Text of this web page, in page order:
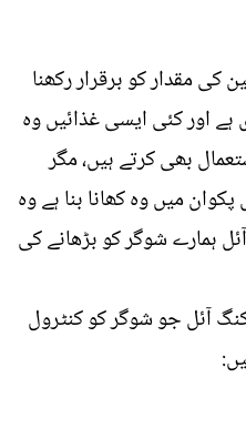
مقدار کو برقرار رکھنا
اور کئی ایسی غذائیں وہ
بھی کرتے ہیں، مگر
میں وہ کھانا بنا ہے وہ
ہمارے شوگر کو بڑھانے کی
آئل جو شوگر کو کنٹرول